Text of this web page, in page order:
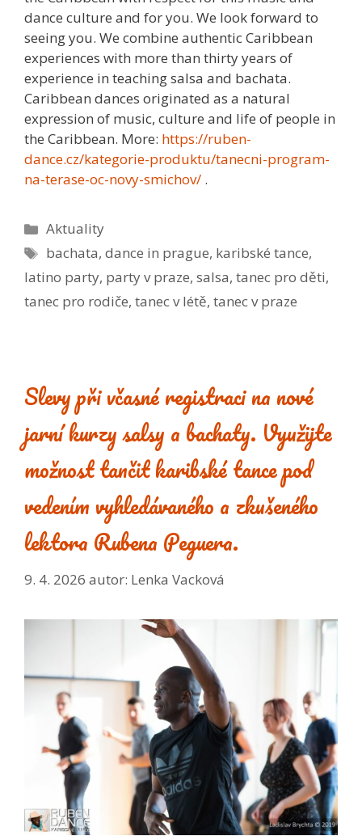
dance culture and for you. We look forward to
seeing you. We combine authentic Caribbean
experiences with more than thirty years of
experience in teaching salsa and bachata.
Caribbean dances originated as a natural
expression of music, culture and life of people in
the Caribbean. More: https://ruben-
dance.cz/kategorie-produktu/tanecni-program-
na-terase-oc-novy-smichov/ .
Rubriky
Aktuality
Štítky
bachata,dance in prague, karibské tance,
latino party, party v praze, salsa, tanec pro děti,
tanec pro rodiče, tanec v létě, tanec v praze
Slevy při včasné registraci na nové
jarní kurzy salsy a bachaty. Využijte
možnost tančit karibské tance pod
vedením vyhledávaného a zkušeného
lektora Rubena Peguera.
9. 4. 2026 autor: Lenka Vacková